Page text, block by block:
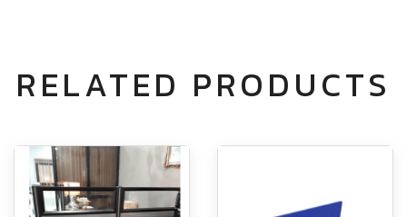
RELATED PRODUCTS